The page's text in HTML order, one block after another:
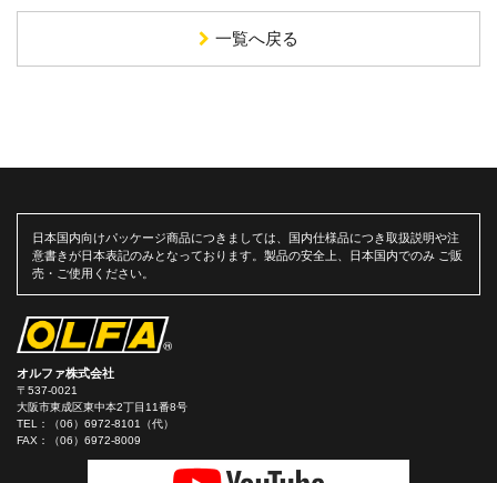
一覧へ戻る
日本国内向けパッケージ商品につきましては、国内仕様品につき取扱説明や注
意書きが日本表記のみとなっております。製品の安全上、日本国内でのみ ご販
売・ご使用ください。
オルファ株式会社
〒537-0021
大阪市東成区東中本2丁目11番8号
TEL：
（06）6972-8101（代）
FAX：（06）6972-8009